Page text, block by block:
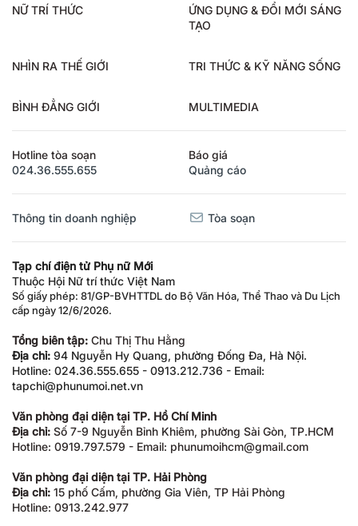
NỮ TRÍ THỨC
ỨNG DỤNG & ĐỔI MỚI SÁNG
TẠO
NHÌN RA THẾ GIỚI TRI THỨC & KỸ NĂNG SỐNG
BÌNH ĐẲNG GIỚI MULTIMEDIA
Hotline tòa soạn
024.36.555.655
Báo giá
Quảng cáo
Thông tin doanh nghiệp Tòa soạn
Tạp chí điện tử Phụ nữ Mới
Thuộc Hội Nữ trí thức Việt Nam
Số giấy phép: 81/GP-BVHTTDL do Bộ Văn Hóa, Thể Thao và Du Lịch
cấp ngày 12/6/2026.
Tổng biên tập: Chu Thị Thu Hằng
Địa chỉ: 94 Nguyễn Hy Quang, phường Đống Đa, Hà Nội.
Hotline: 024.36.555.655 - 0913.212.736 - Email:
tapchi@phunumoi.net.vn
Văn phòng đại diện tại TP. Hồ Chí Minh
Địa chỉ: Số 7-9 Nguyễn Bỉnh Khiêm, phường Sài Gòn, TP.HCM
Hotline: 0919.797.579 - Email: phunumoihcm@gmail.com
Văn phòng đại diện tại TP. Hải Phòng
Địa chỉ: 15 phố Cấm, phường Gia Viên, TP Hải Phòng
Hotline: 0913.242.977